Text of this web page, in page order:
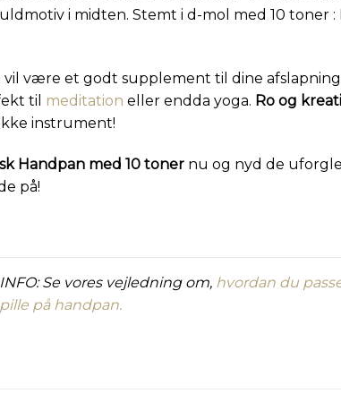
i midten. Stemt i d-mol med 10 toner :
vil være et godt supplement til dine
til meditation eller endda yoga. Ro og
instrument!
Handpan med 10 tonernu og nyd de
på!
INFO: Se vores vejledning om, hvordan du
på handpan.